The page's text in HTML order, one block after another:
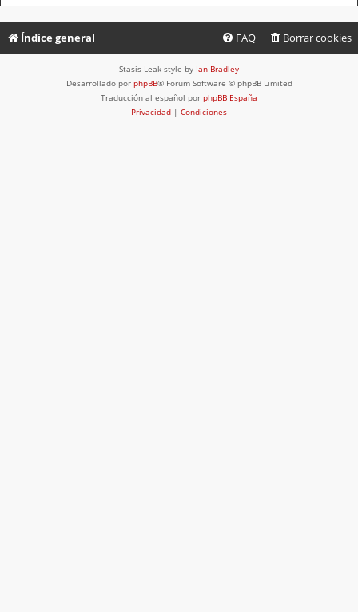
Índice general Borrar cookies
FAQ
Stasis Leak style by Ian Bradley
Desarrollado por phpBB® Forum Software © phpBB Limited
Traducción al español por phpBB España
Privacidad | Condiciones